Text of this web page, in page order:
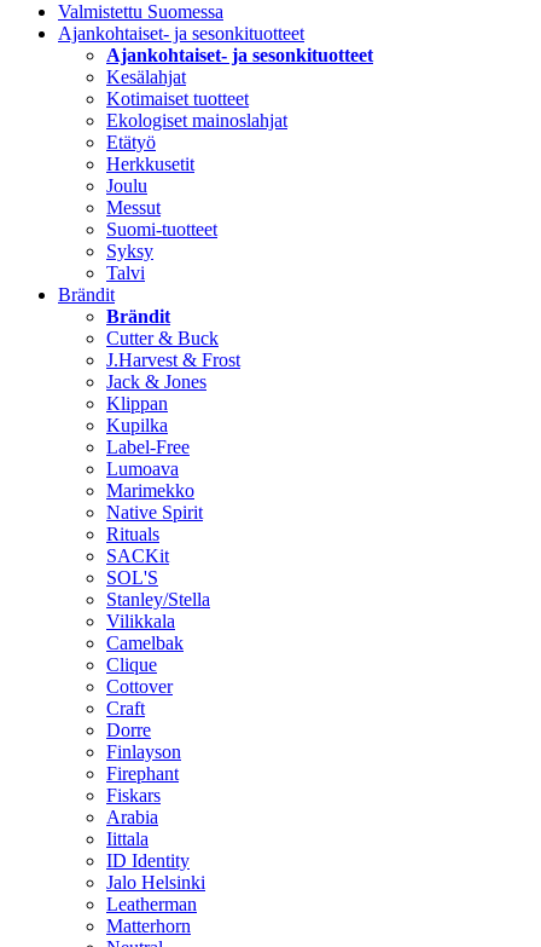
Valmistettu Suomessa
Ajankohtaiset- ja sesonkituotteet
Ajankohtaiset- ja sesonkituotteet
Kesälahjat
Kotimaiset tuotteet
Ekologiset mainoslahjat
Etätyö
Herkkusetit
Joulu
Messut
Suomi-tuotteet
Syksy
Talvi
Brändit
Brändit
Cutter & Buck
J.Harvest & Frost
Jack & Jones
Klippan
Kupilka
Label-Free
Lumoava
Marimekko
Native Spirit
Rituals
SACKit
SOL'S
Stanley/Stella
Vilikkala
Camelbak
Clique
Cottover
Craft
Dorre
Finlayson
Firephant
Fiskars
Arabia
Iittala
ID Identity
Jalo Helsinki
Leatherman
Matterhorn